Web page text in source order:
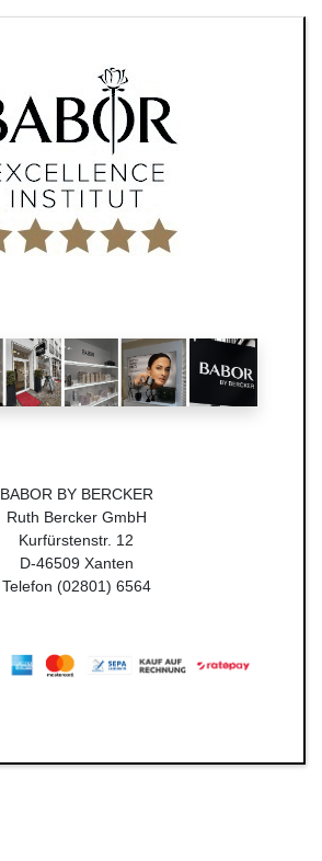
BABOR BY BERCKER
Ruth Bercker GmbH
Kurfürstenstr. 12
D-46509 Xanten
Telefon (02801) 6564